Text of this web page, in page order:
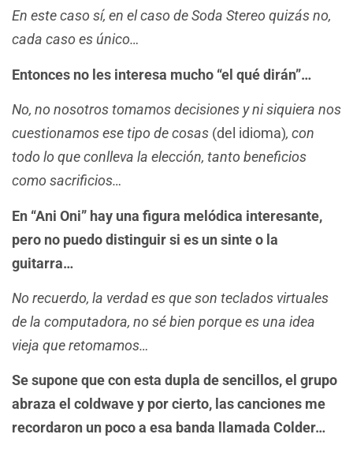
En este caso sí, en el caso de Soda Stereo quizás no,
cada caso es único…
Entonces no les interesa mucho “el qué dirán”…
No, no nosotros tomamos decisiones y ni siquiera nos
cuestionamos ese tipo de cosas (del idioma), con
todo lo que conlleva la elección, tanto beneficios
como sacrificios…
En “Ani Oni” hay una figura melódica interesante,
pero no puedo distinguir si es un sinte o la
guitarra…
No recuerdo, la verdad es que son teclados virtuales
de la computadora, no sé bien porque es una idea
vieja que retomamos…
Se supone que con esta dupla de sencillos, el grupo
abraza el coldwave y por cierto, las canciones me
recordaron un poco a esa banda llamada Colder…